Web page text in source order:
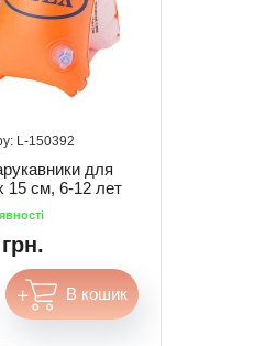
150392
для
15 см, 6-12 лет